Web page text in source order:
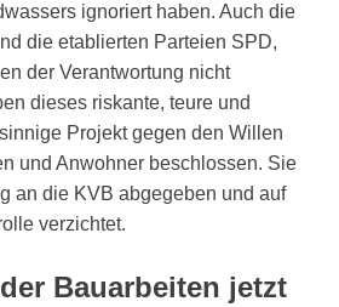
ignoriert haben. Auch die
die etablierten Parteien SPD,
der Verantwortung nicht
dieses riskante, teure und
Projekt gegen den Willen
und Anwohner beschlossen. Sie
an die KVB abgegeben und auf
verzichtet.
Bauarbeiten jetzt